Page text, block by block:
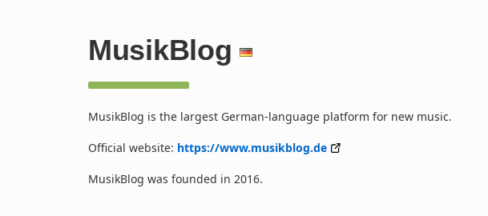
MusikBlog
MusikBlog is the largest German-language platform for new music.
Official website: https://www.musikblog.de
MusikBlog was founded in 2016.